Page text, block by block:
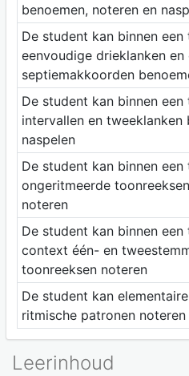
benoemen, noteren en
De student kan binnen
eenvoudige drieklanken en
septiemakkoorden
De student kan binnen
intervallen en tweeklanken
naspelen
De student kan binnen
ongeritmeerde
noteren
De student kan binnen
context één- en
toonreeksen noteren
De student kan
ritmische patronen noteren
Leerinhoud